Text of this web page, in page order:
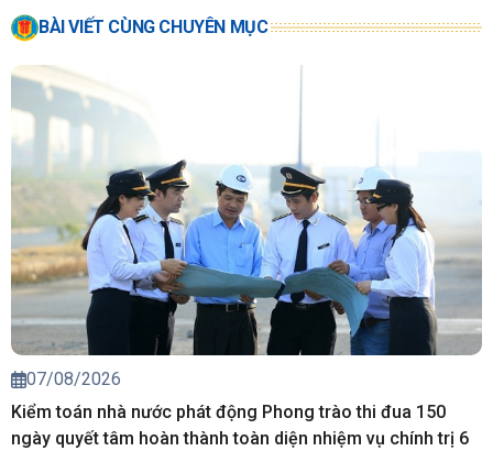
BÀI VIẾT CÙNG CHUYÊN MỤC
07/08/2026
Kiểm toán nhà nước phát động Phong trào thi đua 150
ngày quyết tâm hoàn thành toàn diện nhiệm vụ chính trị 6